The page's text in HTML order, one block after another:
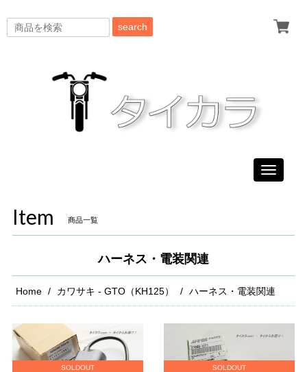
search
Toggle
Item 商品一覧
ハーネス・電装関連
Home カワサキ - GTO（KH125） ハーネス・電装関連
SOLDOUT SOLDOUT